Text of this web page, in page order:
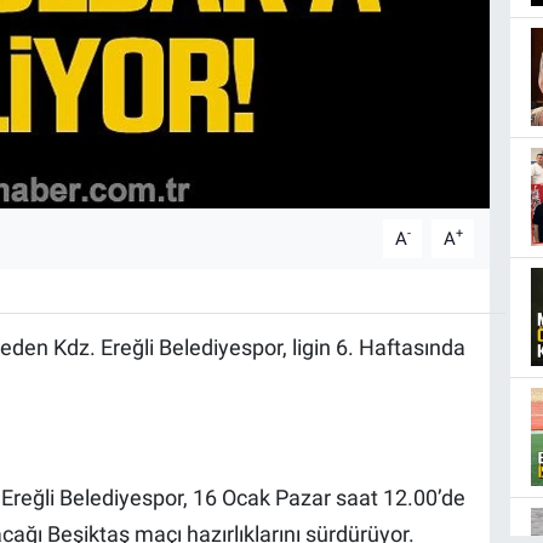
A- A+
Kdz. Ereğli Belediyespor, ligin 6. Haftasında
Belediyespor, 16 Ocak Pazar saat 12.00’de
Beşiktaş maçı hazırlıklarını sürdürüyor.